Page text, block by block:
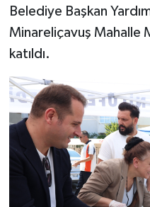
Belediye Başkan
Minareliçavuş Mahalle
katıldı.